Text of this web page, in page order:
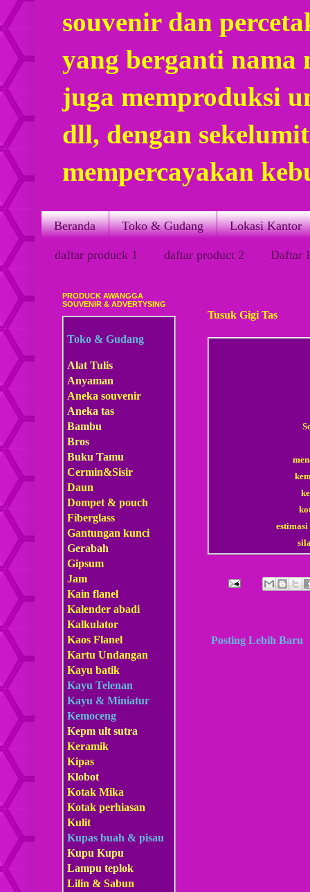
souvenir dan
yang berganti nama
juga memproduksi
dll, dengan
mempercayakan
Beranda Toko & Gudang Lokasi Kantor
daftar produck 1 daftar product 2 Daftar
Tusuk Gigi Tas
Posting Lebih Baru
PRODUCK AWANGGA
SOUVENIR & ADVERTYSING
Toko & Gudang
Alat Tulis
Anyaman
Aneka souvenir
Aneka tas
Bambu
Bros
Buku Tamu
Cermin&Sisir
Daun
Dompet & pouch
Fiberglass
Gantungan kunci
Gerabah
Gipsum
Jam
Kain flanel
Kalender abadi
Kalkulator
Kaos Flanel
Kartu Undangan
Kayu batik
Kayu Telenan
Kayu & Miniatur
Kemoceng
Kepm ult sutra
Keramik
Kipas
Klobot
Kotak Mika
Kotak perhiasan
Kulit
Kupas buah & pisau
Kupu Kupu
Lampu teplok
Lilin & Sabun